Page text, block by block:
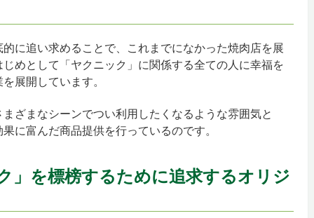
に追い求めることで、これまでになかった焼肉店を展
めとして「ヤクニック」に関係する全ての人に幸福を
展開しています。
ざまなシーンでつい利用したくなるような雰囲気と
に富んだ商品提供を行っているのです。
」を標榜するために追求するオリジ